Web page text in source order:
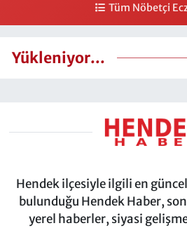
Tüm Nöbetçi
Yükleniyor...
Hendek ilçesiyle ilgili en
bulunduğu Hendek Haber,
yerel haberler, siyasi